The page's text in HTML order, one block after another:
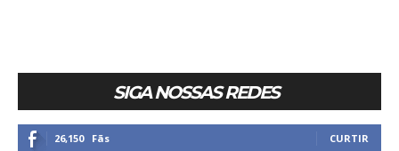
SIGA NOSSAS REDES
26,150 Fãs CURTIR